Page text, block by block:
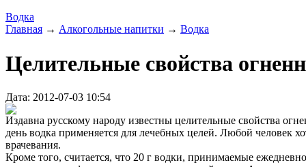
Водка
Главная → Алкогольные напитки → Водка
Целительные свойства
Дата: 2012-07-03 10:54
Издавна русскому народу известны целительные свойства
день водка применяется для лечебных целей. Любой человек
врачевания.
Кроме того, считается, что 20 г водки, принимаемые